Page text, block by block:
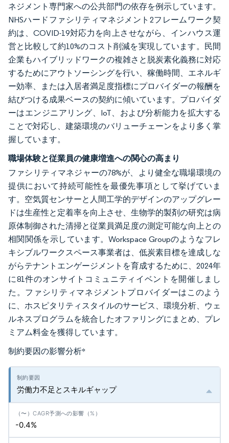
ネジメント専門家への公共部門の依存を例示しています。
NHSハードファシリティマネジメント2フレームワーク契
約は、COVID-19対応力を向上させながら、インハウス運
営と比較して約10%のコスト削減を実現しています。民間
企業もハイブリッドワークの複雑さと脱炭素化義務に対応
するためにアウトソーシングを行い、稼働時間、エネルギ
ー効率、または入居者満足度指標にプロバイダーの報酬を
結びつける成果ベースの契約に傾いています。プロバイダ
ーはエンジニアリング、IoT、および分析能力を拡大する
ことで対応し、建築環境のバリューチェーンをより多く掌
握しています。
職場体験と従業員の健康増進への関心の高まり
ファシリティマネジャーの78%が、より健全な職場環境の
提供において持続可能性を最優先事項として挙げていま
す。空気質センサーと人間工学的デザインのアップグレー
ドは生産性と定着率を向上させ、生物学的製剤の研究は病
原体制御された清掃と従業員満足度の測定可能な向上との
相関関係を示しています。Workspace Groupのようなフレ
キシブルワークスペース事業者は、低炭素目標を達成しな
がらテナントエンゲージメントを育成するために、2024年
に81件のオンサイトコミュニティイベントを開催しまし
た。ファシリティマネジメントプロバイダーはこのよう
に、ホスピタリティスタイルのサービス、環境分析、ウェ
ルネスプログラムを統合したオファリングにまとめ、プレ
ミアム料金を獲得しています。
制約要因の影響分析*
労働力不足とスキルギャップ
-0.4%